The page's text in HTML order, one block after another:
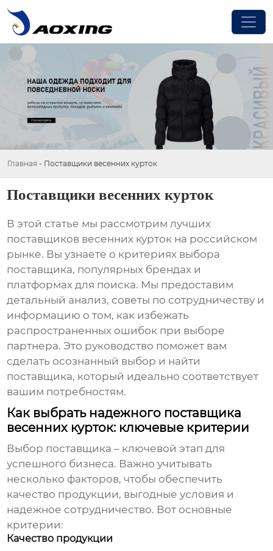
Главная - Поставщики весенних курток
Поставщики весенних курток
В этой статье мы рассмотрим лучших
поставщиков весенних курток на российском
рынке. Вы узнаете о критериях выбора
поставщика, популярных брендах и
платформах для поиска. Мы предоставим
детальный анализ, советы по сотрудничеству и
информацию о том, как избежать
распространенных ошибок при выборе
партнера. Это руководство поможет вам
сделать осознанный выбор и найти
поставщика, который идеально соответствует
вашим потребностям.
Как выбрать надежного поставщика
весенних курток: ключевые критерии
Выбор поставщика – ключевой этап для
успешного бизнеса. Важно учитывать
несколько факторов, чтобы обеспечить
качество продукции, выгодные условия и
надежное сотрудничество. Вот основные
критерии:
Качество продукции